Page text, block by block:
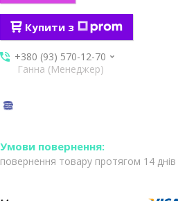
Купити з
+380 (93) 570-12-70
Ганна (Менеджер)
повернення товару протягом 14 днів